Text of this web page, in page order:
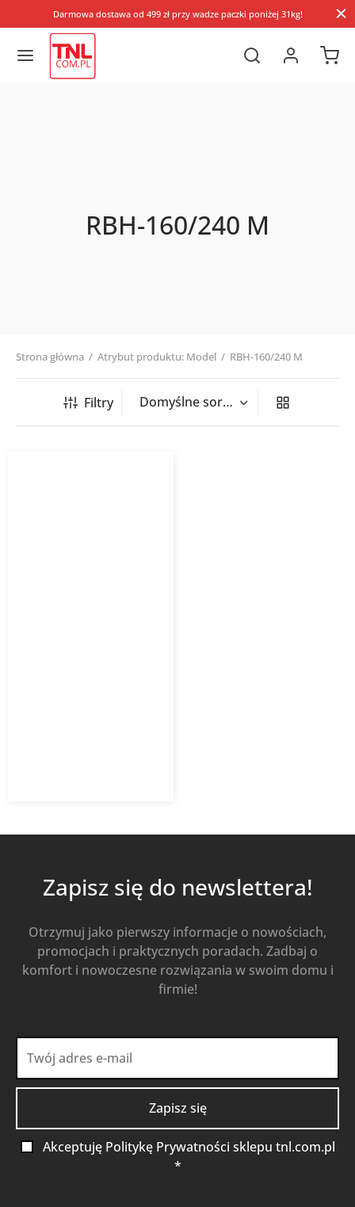
Darmowa dostawa od 499 zł przy wadze paczki poniżej 31kg!
RBH-160/240 M
Strona główna / Atrybut produktu: Model / RBH-160/240 M
Filtry
Zapisz się do newslettera!
Otrzymuj jako pierwszy informacje o nowościach,
promocjach i praktycznych poradach. Zadbaj o
komfort i nowoczesne rozwiązania w swoim domu i
firmie!
Akceptuję Politykę Prywatności sklepu tnl.com.pl
*